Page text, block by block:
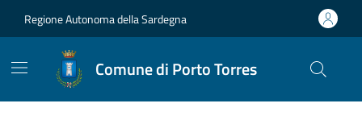
Regione Autonoma della Sardegna
Comune di Porto Torres